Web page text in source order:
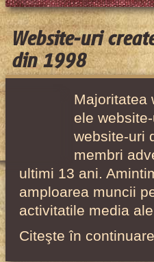
Website-uri
din 1998
Majoritatea
ele
website-uri
membri
ultimi 13 ani.
amploarea muncii
activitatile media
Citeşte în